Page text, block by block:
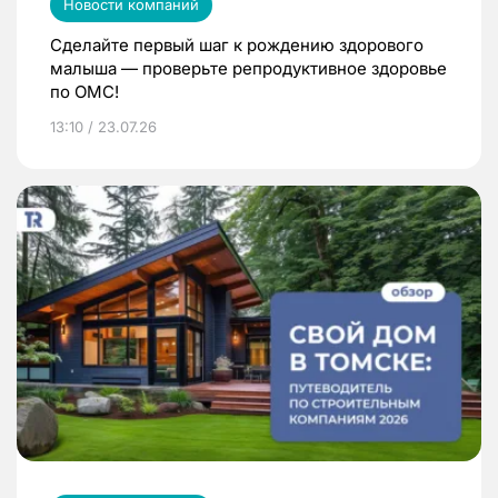
Новости компаний
Сделайте первый шаг к рождению здорового
малыша — проверьте репродуктивное здоровье
по ОМС!
13:10 / 23.07.26